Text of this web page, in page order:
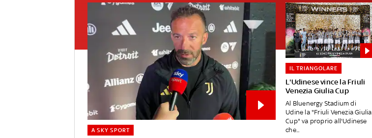
A SKY SPORT
L'Udinese vince la Friuli
Venezia Giulia Cup
IL TRIANGOLARE
Al Bluenergy Stadium di
Udine la "Friuli Venezia Giulia
Cup" va proprio all'Udinese
che...